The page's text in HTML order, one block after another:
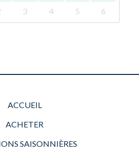
3 4 5 6
ACCUEIL
ACHETER
SAISONNIÈRES